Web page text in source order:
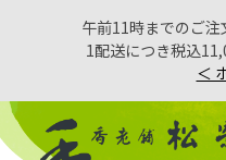
午前11時までのご注
1配送につき税込
＜